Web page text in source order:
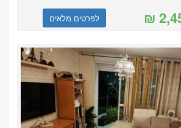
לפרטים מלאים